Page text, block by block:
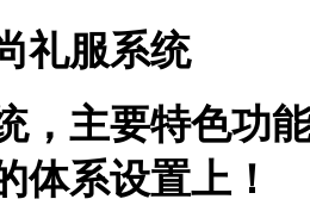
礼服系统
，主要特色功
体系设置上！